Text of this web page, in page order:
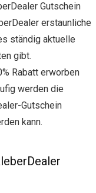
Gutschein
erstaunliche
ständig aktuelle
gibt.
Rabatt erworben
werden die
Gutschein
kann.